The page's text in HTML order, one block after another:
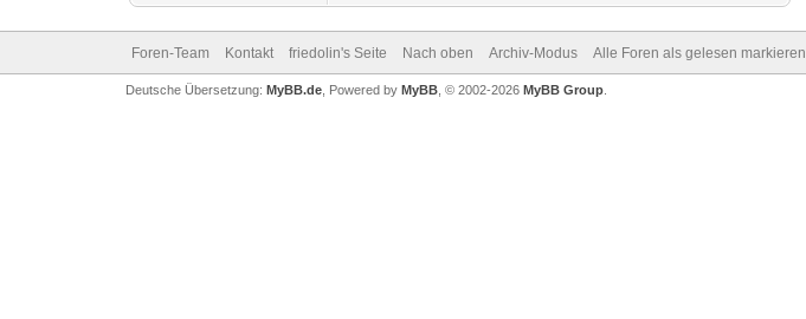
Foren-Team Kontakt friedolin's Seite Nach oben Archiv-Modus Alle Foren als gelesen markieren
Deutsche Übersetzung: MyBB.de, Powered by MyBB, © 2002-2026 MyBB Group.